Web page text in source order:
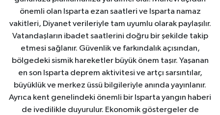
önemli olan Isparta ezan saatleri ve Isparta namaz
vakitleri, Diyanet verileriyle tam uyumlu olarak paylaşılır.
Vatandaşların ibadet saatlerini doğru bir şekilde takip
etmesi sağlanır. Güvenlik ve farkındalık açısından,
bölgedeki sismik hareketler büyük önem taşır. Yaşanan
en son Isparta deprem aktivitesi ve artçı sarsıntılar,
büyüklük ve merkez üssü bilgileriyle anında yayınlanır.
Ayrıca kent genelindeki önemli bir Isparta yangın haberi
de ivedilikle duyurulur. Ekonomik göstergeler de